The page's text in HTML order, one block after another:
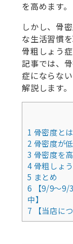
を高めます。
しかし、骨
な生活習慣
骨粗しょう
記事では、
症にならな
解説します。
1 骨密度と
2 骨密度が
3 骨密度を
4 骨粗しょ
5 まとめ
6 【9/9～
中】
7 【当店に